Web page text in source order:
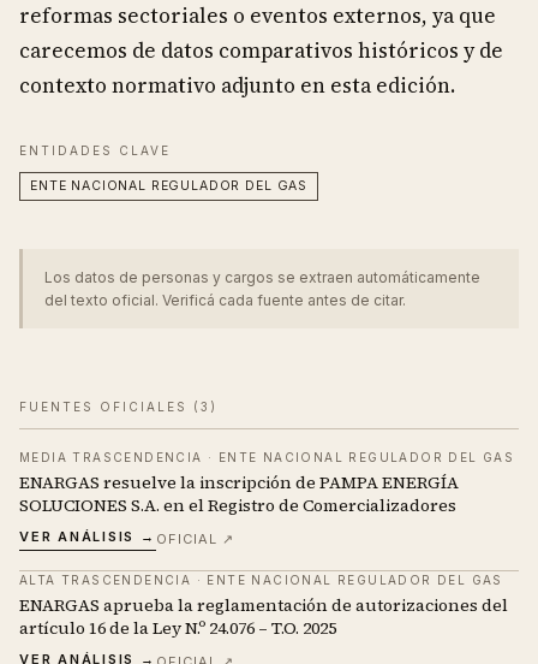
reformas sectoriales o eventos externos, ya que
carecemos de datos comparativos históricos y de
contexto normativo adjunto en esta edición.
ENTIDADES CLAVE
ENTE NACIONAL REGULADOR DEL GAS
Los datos de personas y cargos se extraen automáticamente
del texto oficial. Verificá cada fuente antes de citar.
FUENTES OFICIALES ( 3 )
MEDIA TRASCENDENCIA · ENTE NACIONAL REGULADOR DEL GAS
ENARGAS resuelve la inscripción de PAMPA ENERGÍA
SOLUCIONES S.A. en el Registro de Comercializadores
VER ANÁLISIS → OFICIAL ↗
ALTA TRASCENDENCIA · ENTE NACIONAL REGULADOR DEL GAS
ENARGAS aprueba la reglamentación de autorizaciones del
artículo 16 de la Ley N.º 24.076 – T.O. 2025
VER ANÁLISIS →